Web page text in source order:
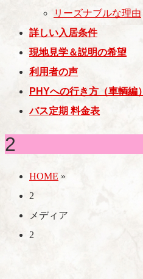
リーズナブルな理由
詳しい入居条件
現地見学＆説明の希望
利用者の声
PHYへの行き方（車輌編）
バス定期 料金表
2
HOME »
2
メディア
2